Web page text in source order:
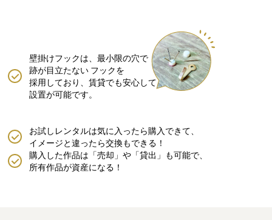
壁掛けフックは、最小限の穴で
跡が目立たない フックを
採用しており、賃貸でも安心して
設置が可能です。
購入した作品は「売却」や「貸出」も可能で、
所有作品が資産になる！
お試しレンタルは気に入ったら購入できて、
イメージと違ったら交換もできる！